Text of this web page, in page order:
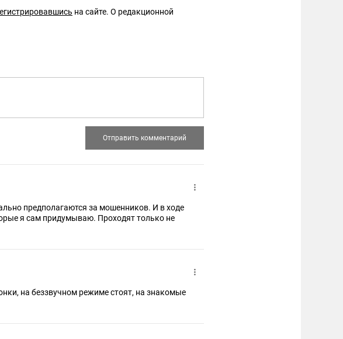
на сайте. О редакционной
предполагаются за мошенников. И в ходе
я сам придумываю. Проходят только не
на беззвучном режиме стоят, на знакомые